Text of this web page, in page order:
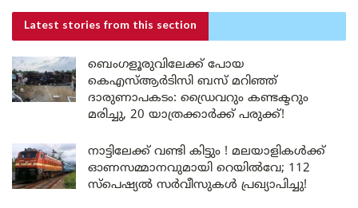
Latest stories from this section
ബെംഗളൂരുവിലേക്ക് പോയ
കെഎസ്ആർടിസി ബസ് മറിഞ്ഞ്
ദാരുണാപകടം: ഡ്രൈവറും കണ്ടക്ടറും
മരിച്ചു, 20 യാത്രക്കാർക്ക് പരുക്ക്!
നാട്ടിലേക്ക് വണ്ടി കിട്ടും ! മലയാളികൾക്ക്
ഓണസമ്മാനവുമായി റെയിൽവേ; 112
സ്പെഷ്യൽ സർവീസുകൾ പ്രഖ്യാപിച്ചു!